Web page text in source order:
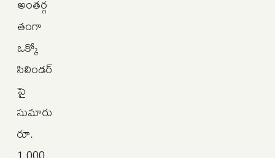
తంగా
ఒక్కో
సిలిండర్‌
పై
సుమారు
రూ.